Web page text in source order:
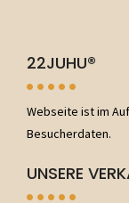
22JUHU®
Webseite ist im
Besucherdaten.
UNSERE